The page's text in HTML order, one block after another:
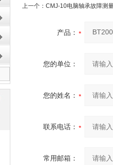
上一个： CMJ-10电脑轴承故障测
产品：
您的单位：
您的姓名：
联系电话：
常用邮箱：